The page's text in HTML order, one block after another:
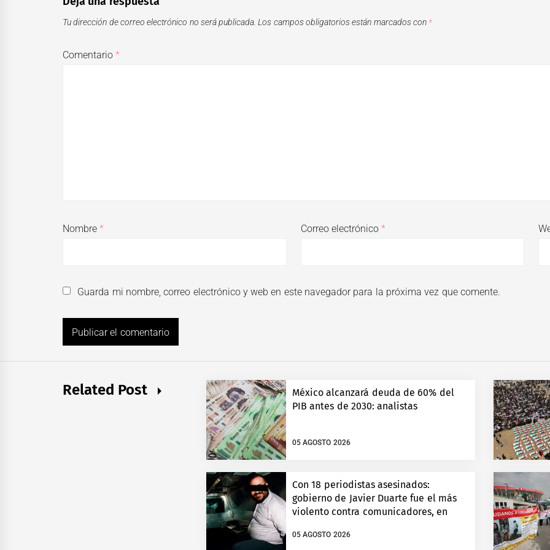
Tu dirección de correo electrónico no será publicada. Los campos obligatorios están marcados con *
Comentario*
Nombre* Correo electrónico*
Guarda mi nombre, correo electrónico y web en este navegador para la próxima vez que comente.
Related Post
México alcanzará deuda de 60% del
PIB antes de 2030: analistas
05 AGOSTO 2026
Con 18 periodistas asesinados:
gobierno de Javier Duarte fue el más
violento contra comunicadores, en
05 AGOSTO 2026